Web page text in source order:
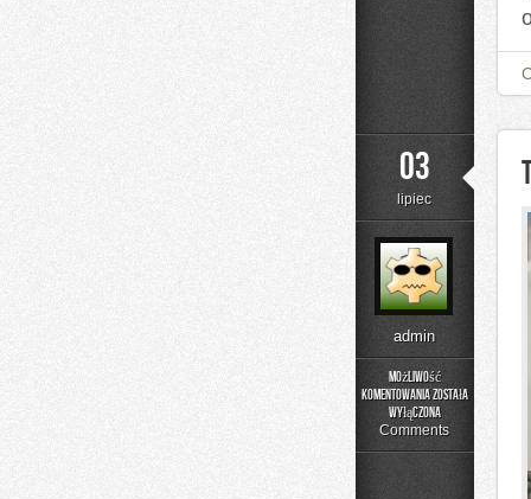
03
lipiec
admin
Możliwość
komentowania
Trening
domu
została
wyłączona
Comments